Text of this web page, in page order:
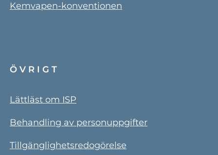
Kemvapen-konventionen
ÖVRIGT
Lättläst om ISP
Behandling av personuppgifter
Tillgänglighetsredogörelse